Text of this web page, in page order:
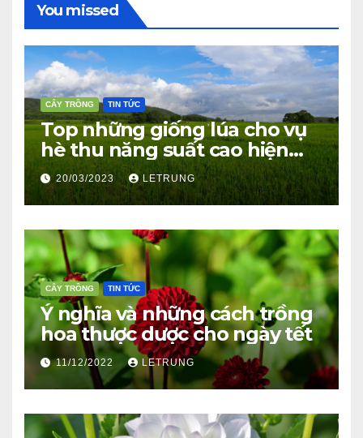
You missed
CÂY TRỒNG TIN TỨC
Top những giống lúa cho vụ
hè thu năng suất cao hiện
nay
20/03/2023 LETRUNG
CÂY TRỒNG TIN TỨC
Ý nghĩa và những cách trồng
hoa thược dược cho ngày tết
11/12/2022 LETRUNG